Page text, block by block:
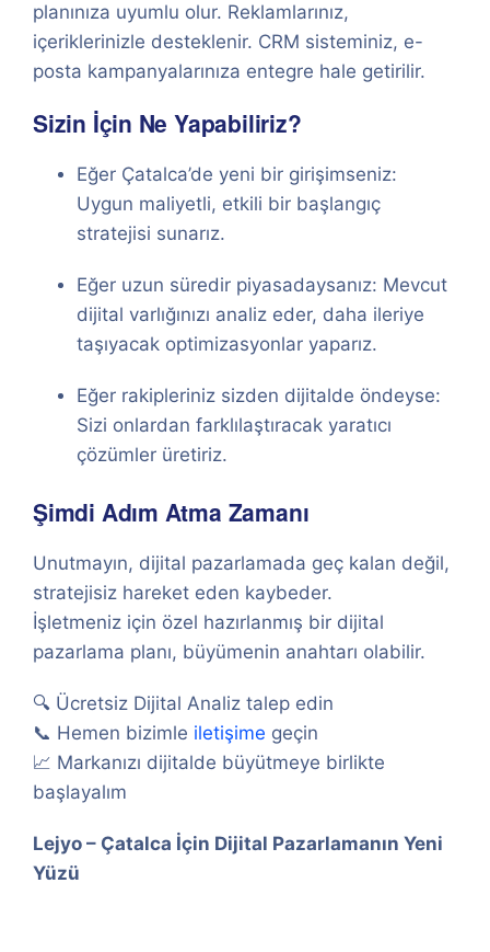
planınıza uyumlu olur. Reklamlarınız,
içeriklerinizle desteklenir. CRM sisteminiz, e-
posta kampanyalarınıza entegre hale getirilir.
Sizin İçin Ne Yapabiliriz?
Eğer Çatalca’de yeni bir girişimseniz:
Uygun maliyetli, etkili bir başlangıç
stratejisi sunarız.
Eğer uzun süredir piyasadaysanız: Mevcut
dijital varlığınızı analiz eder, daha ileriye
taşıyacak optimizasyonlar yaparız.
Eğer rakipleriniz sizden dijitalde öndeyse:
Sizi onlardan farklılaştıracak yaratıcı
çözümler üretiriz.
Şimdi Adım Atma Zamanı
Unutmayın, dijital pazarlamada geç kalan değil,
stratejisiz hareket eden kaybeder.
İşletmeniz için özel hazırlanmış bir dijital
pazarlama planı, büyümenin anahtarı olabilir.
🔍 Ücretsiz Dijital Analiz talep edin
📞 Hemen bizimle iletişime geçin
📈 Markanızı dijitalde büyütmeye birlikte
başlayalım
Lejyo – Çatalca İçin Dijital Pazarlamanın Yeni
Yüzü